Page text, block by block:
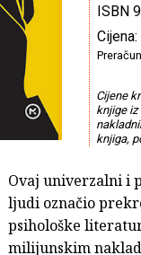
ISBN
Cijene
knjige iz
knjiga,
Ovaj univerzalni i
ljudi označio
psihološke
milijunskim